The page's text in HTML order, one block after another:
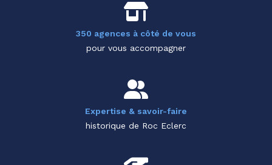
350 agences à côté de vous
pour vous accompagner
Expertise & savoir-faire
historique de Roc Eclerc